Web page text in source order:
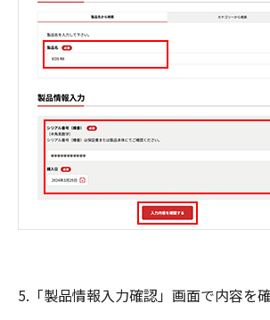
5.「製品情報入力確認」画面で内容を